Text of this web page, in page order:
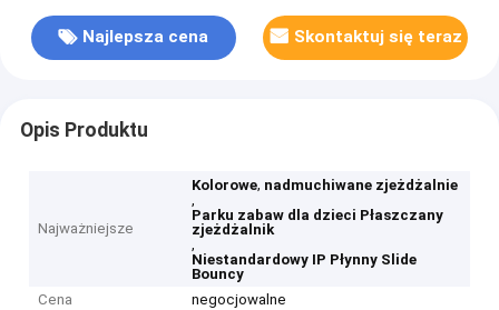
Najlepsza cena Skontaktuj się teraz
Opis Produktu
Najważniejsze
Kolorowe, nadmuchiwane zjeżdżalnie
,
Parku zabaw dla dzieci Płaszczany
zjeżdżalnik
,
Niestandardowy IP Płynny Slide
Bouncy
Cena
negocjowalne